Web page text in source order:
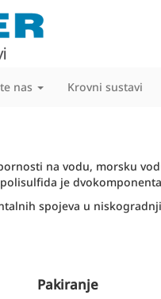
nas Krovni sustavi
na vodu, morsku
je
spojeva u
Pakiranje